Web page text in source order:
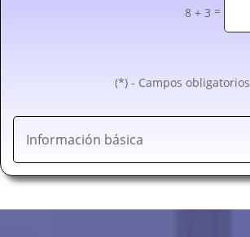
8 + 3 =
(*) - Campos obligatorios
Información básica